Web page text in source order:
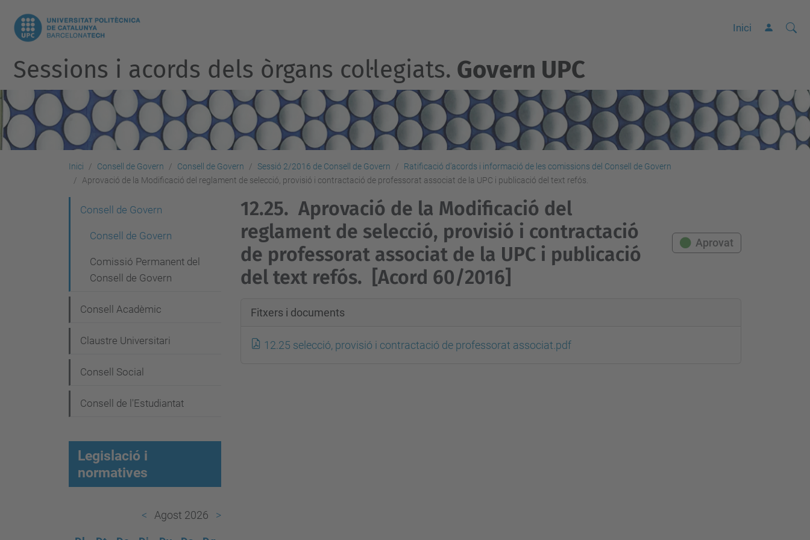
Inici Cerca
C
a
a
v
a
Sessions i acords dels òrgans col·legiats. Govern UPC
Inici Consell de Govern Consell de Govern Sessió 2/2016 de Consell de Govern
Ratificació d’acords i informació de les comissions del Consell de Govern
Aprovació de la Modificació del reglament de selecció, provisió i contractació de professorat associat de la UPC i publicació del text refós.
12.25. Aprovació de la Modificació del
reglament de selecció, provisió i contractació
de professorat associat de la UPC i publicació
del text refós.
[Acord 60/2016]
Aprovat
Fitxers i documents
12.25 selecció, provisió i contractació de professorat associat.pdf
g
c
i
Consell de Govern
Consell de Govern
Comissió Permanent del
Consell de Govern
Consell Acadèmic
Claustre Universitari
Consell Social
Consell de l'Estudiantat
Legislació i
normatives
Agost 2026